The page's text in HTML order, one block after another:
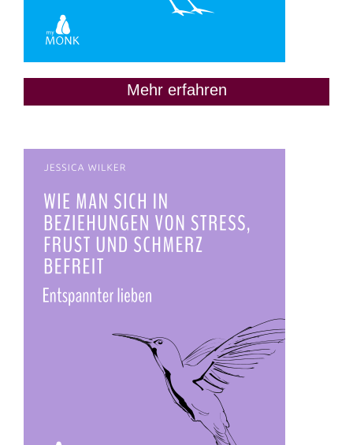
Mehr erfahren